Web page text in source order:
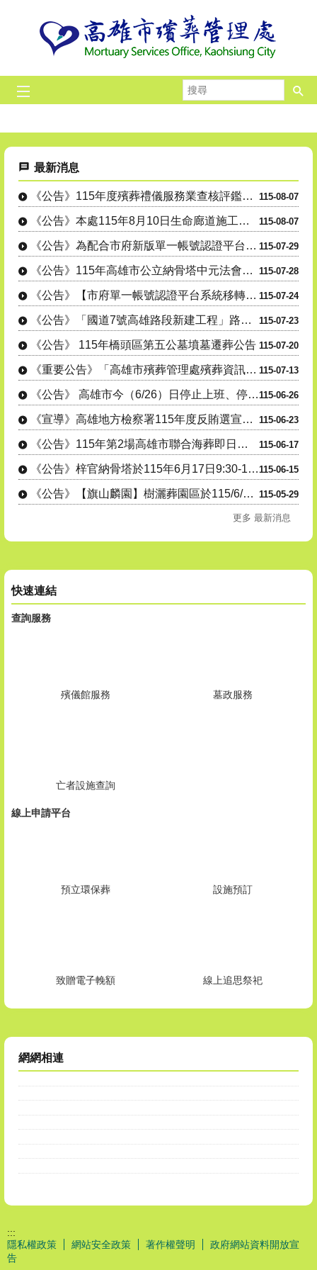
尋
播放中
高雄市殯葬管理處
線上祭拜
環保多元葬法
毛小孩樹灑
115年聯
性別平
最新消息
115-08-07
《公告》115年度殯葬禮儀服務業查核評鑑，請受評業者盡速繳交初評資....
115-08-07
《公告》本處115年8月10日生命廊道施工部分封閉。
115-07-29
《公告》為配合市府新版單一帳號認證平台於115年8月1日（星期六）....
115-07-28
《公告》115年高雄市公立納骨塔中元法會及誦經灑淨祈福儀式時間表
115-07-24
《公告》【市府單一帳號認證平台系統移轉時程異動】本處殯葬系統(包含....
115-07-23
《公告》「國道7號高雄路段新建工程」路權範圍土地墳墓遷葬公告。
115-07-20
《公告》 115年橋頭區第五公墓墳墓遷葬公告
115-07-13
《重要公告》「高雄市殯葬管理處殯葬資訊服務網_墓政服務」訂於115....
115-06-26
《公告》 高雄市今（6/26）日停止上班、停止上課。
115-06-23
《宣導》高雄地方檢察署115年度反賄選宣導公告
115-06-17
《公告》115年第2場高雄市聯合海葬即日起開放報名
115-06-15
《公告》梓官納骨塔於115年6月17日9:30-11:30，暫停提....
115-05-29
《公告》【旗山麟園】樹灑葬園區於115/6/1起開放使用。
更多 最新消息
快速連結
查詢服務
殯儀館服務 墓政服務
亡者設施查詢
線上申請平台
預立環保葬 設施預訂
致贈電子輓額 線上追思祭祀
網網相連
:::
隱私權政策
網站安全政策 著作權聲明
政府網站資料開放宣
告